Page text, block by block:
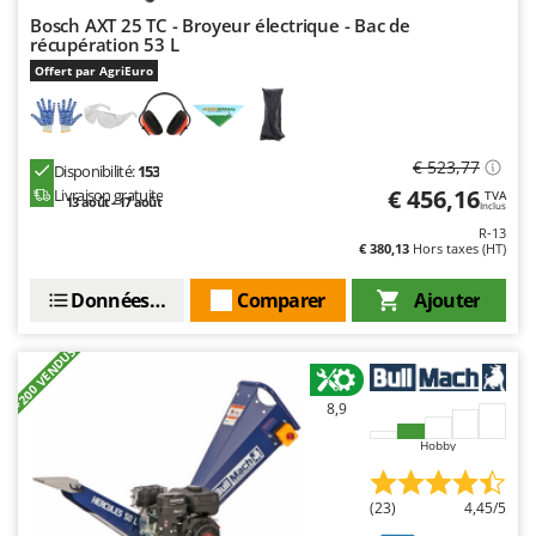
Bosch AXT 25 TC - Broyeur électrique - Bac de
récupération 53 L
Offert par AgriEuro
Disponibilité:153
Livraison gratuite
13 août - 17 août
€ 523,77
€ 456,16 TVA
Inclus
R-13
€ 380,13 Hors taxes (HT)
Ajouter
Comparer
Données techniques
+200 VENDUS 8,9
Hobby
(23) 4,45/5